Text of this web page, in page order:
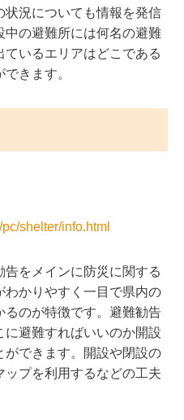
況についても情報を発信
中の避難所には何名の避難
いるエリアはどこである
きます。
shelter/info.html
をメインに防災に関する
かりやすく一目で県内の
のが特徴です。避難勧告
避難すればいいのか開設
できます。開設や閉設の
プを利用するなどの工夫